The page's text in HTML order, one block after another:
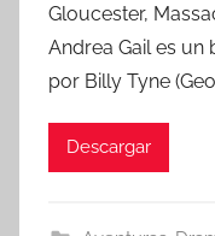
Gloucester,
Andrea Gail es
por Billy Tyne
Descargar